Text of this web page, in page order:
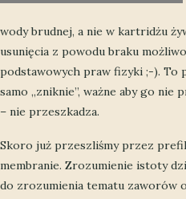
wody brudnej, a nie w kartridżu
usunięcia z powodu braku
podstawowych praw fizyki ;-). To
samo „zniknie”, ważne aby go nie
– nie przeszkadza.
Skoro już przeszliśmy przez
membranie. Zrozumienie istoty
do zrozumienia tematu zaworów